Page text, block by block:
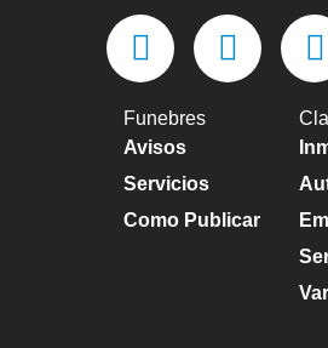
Funebres
Avisos
Servicios
Como Publicar